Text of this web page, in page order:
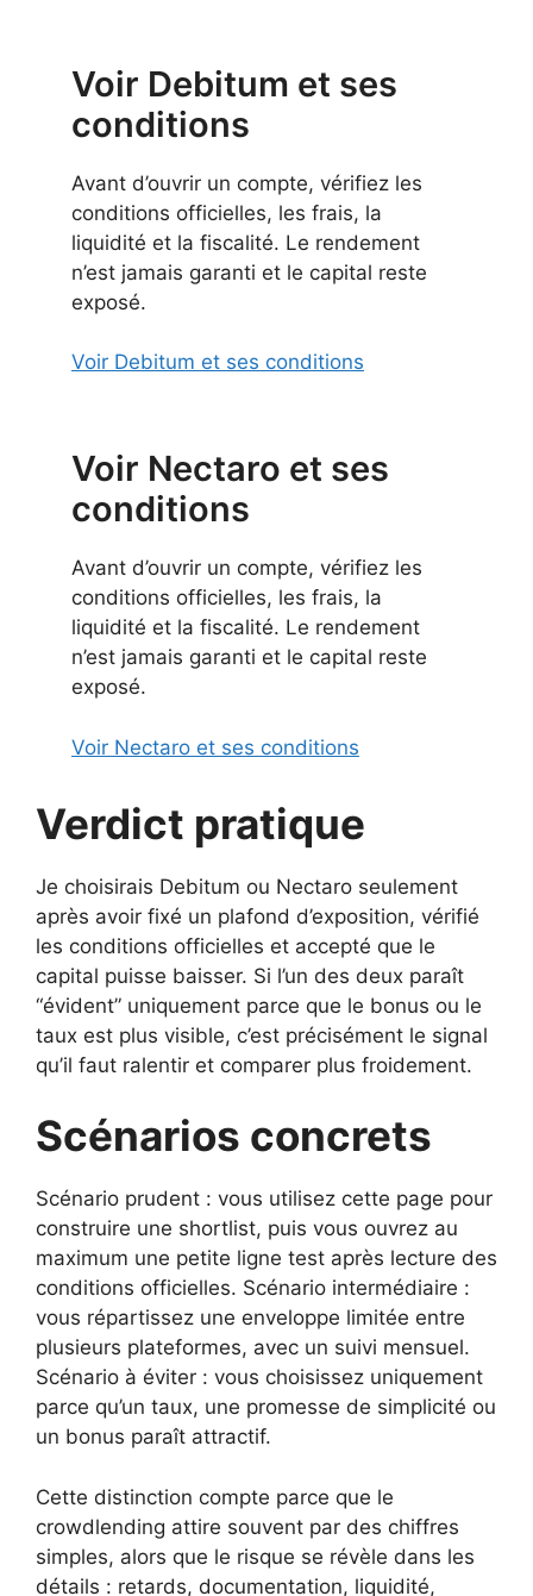
Voir Debitum et ses
conditions
Avant d’ouvrir un compte, vérifiez les
conditions officielles, les frais, la
liquidité et la fiscalité. Le rendement
n’est jamais garanti et le capital reste
exposé.
Voir Debitum et ses conditions
Voir Nectaro et ses
conditions
Avant d’ouvrir un compte, vérifiez les
conditions officielles, les frais, la
liquidité et la fiscalité. Le rendement
n’est jamais garanti et le capital reste
exposé.
Voir Nectaro et ses conditions
Verdict pratique
Je choisirais Debitum ou Nectaro seulement
après avoir fixé un plafond d’exposition, vérifié
les conditions officielles et accepté que le
capital puisse baisser. Si l’un des deux paraît
“évident” uniquement parce que le bonus ou le
taux est plus visible, c’est précisément le signal
qu’il faut ralentir et comparer plus froidement.
Scénarios concrets
Scénario prudent : vous utilisez cette page pour
construire une shortlist, puis vous ouvrez au
maximum une petite ligne test après lecture des
conditions officielles. Scénario intermédiaire :
vous répartissez une enveloppe limitée entre
plusieurs plateformes, avec un suivi mensuel.
Scénario à éviter : vous choisissez uniquement
parce qu’un taux, une promesse de simplicité ou
un bonus paraît attractif.
Cette distinction compte parce que le
crowdlending attire souvent par des chiffres
simples, alors que le risque se révèle dans les
détails : retards, documentation, liquidité,